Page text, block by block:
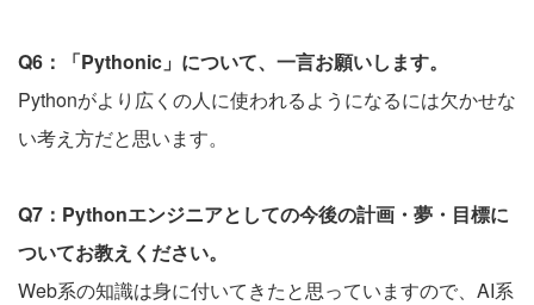
Q6：「Pythonic」について、一言お願いします。
Pythonがより広くの人に使われるようになるには欠かせな
い考え方だと思います。
Q7：Pythonエンジニアとしての今後の計画・夢・目標に
ついてお教えください。
Web系の知識は身に付いてきたと思っていますので、AI系